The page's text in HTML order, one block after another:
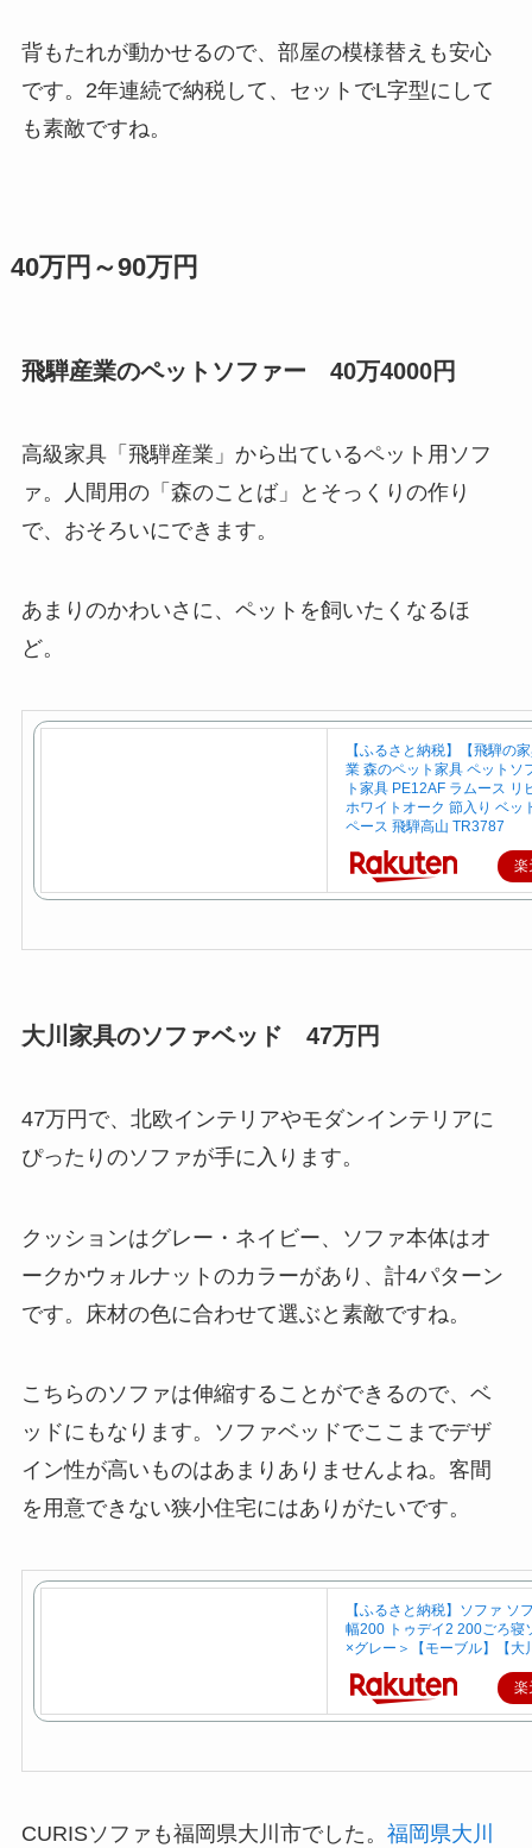
背もたれが動かせるので、部屋の模様替えも安心
です。2年連続で納税して、セットでL字型にして
も素敵ですね。
40万円～90万円
飛騨産業のペットソファー 40万4000円
高級家具「飛騨産業」から出ているペット用ソフ
ァ。人間用の「森のことば」とそっくりの作り
で、おそろいにできます。
あまりのかわいさに、ペットを飼いたくなるほ
ど。
【ふるさと納税】【飛騨の
業 森のペット家具 ペットソ
ト家具 PE12AF ラムース リ
ホワイトオーク 節入り ベッ
ペース 飛騨高山 TR3787
楽
大川家具のソファベッド 47万円
47万円で、北欧インテリアやモダンインテリアに
ぴったりのソファが手に入ります。
クッションはグレー・ネイビー、ソファ本体はオ
ークかウォルナットのカラーがあり、計4パターン
です。床材の色に合わせて選ぶと素敵ですね。
こちらのソファは伸縮することができるので、ベ
ッドにもなります。ソファベッドでここまでデザ
イン性が高いものはあまりありませんよね。客間
を用意できない狭小住宅にはありがたいです。
【ふるさと納税】ソファ ソ
幅200 トゥデイ2 200ごろ寝
×グレー＞【モーブル】【大
楽
CURISソファも福岡県大川市でした。 福岡県大川